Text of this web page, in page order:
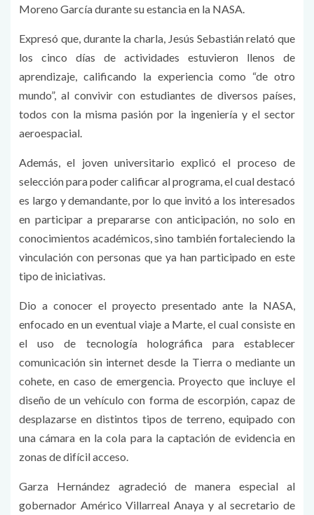
Moreno García durante su estancia en la NASA.
Expresó que, durante la charla, Jesús Sebastián relató que
los cinco días de actividades estuvieron llenos de
aprendizaje, calificando la experiencia como “de otro
mundo”, al convivir con estudiantes de diversos países,
todos con la misma pasión por la ingeniería y el sector
aeroespacial.
Además, el joven universitario explicó el proceso de
selección para poder calificar al programa, el cual destacó
es largo y demandante, por lo que invitó a los interesados
en participar a prepararse con anticipación, no solo en
conocimientos académicos, sino también fortaleciendo la
vinculación con personas que ya han participado en este
tipo de iniciativas.
Dio a conocer el proyecto presentado ante la NASA,
enfocado en un eventual viaje a Marte, el cual consiste en
el uso de tecnología holográfica para establecer
comunicación sin internet desde la Tierra o mediante un
cohete, en caso de emergencia. Proyecto que incluye el
diseño de un vehículo con forma de escorpión, capaz de
desplazarse en distintos tipos de terreno, equipado con
una cámara en la cola para la captación de evidencia en
zonas de difícil acceso.
Garza Hernández agradeció de manera especial al
gobernador Américo Villarreal Anaya y al secretario de